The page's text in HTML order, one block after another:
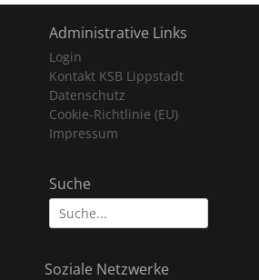
Administrative Links
Login
Kontakt KSB Lippstadt
Datenschutz
Cookie-Richtlinie (EU)
Impressum
Suche
Suche
nach:
Soziale Netzwerke